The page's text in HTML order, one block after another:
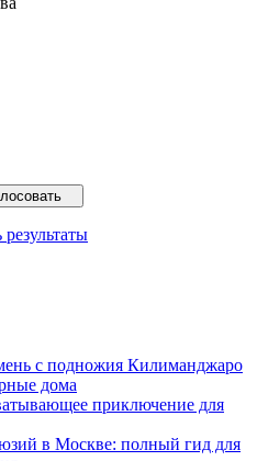
результаты
с подножия Килиманджаро
дома
приключение для
в Москве: полный гид для